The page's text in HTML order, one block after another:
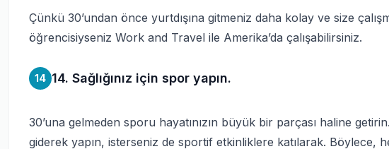
Çünkü 30’undan önce yurtdışına gitmeniz daha kolay ve size
öğrencisiyseniz Work and Travel ile Amerika’da çalışabilirsiniz.
14 14. Sağlığınız için spor yapın.
30’una gelmeden sporu hayatınızın büyük bir parçası haline
giderek yapın, isterseniz de sportif etkinliklere katılarak. Böylece,